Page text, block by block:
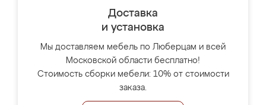
Доставка
и установка
Мы доставляем мебель по Люберцам и всей
Московской области бесплатно!
Стоимость сборки мебели: 10% от стоимости
заказа.